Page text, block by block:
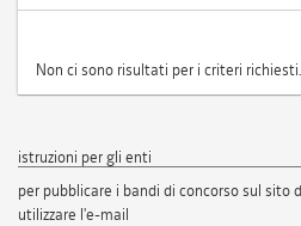
Non ci sono risultati per i criteri richiesti.
istruzioni per gli enti
per pubblicare i bandi di concorso sul sito
utilizzare l'e-mail